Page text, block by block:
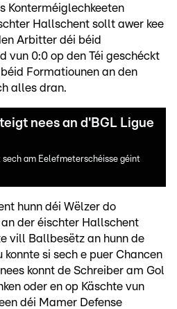
Konterméiglechkeeten
Hallschent sollt awer kee
Arbitter déi béid
vun 0:0 op den Téi geschéckt
Formatiounen an den
alles dran.
nees an d'BGL Ligue
sech am Eelefmeterschéisse géint
hunn déi Wëlzer do
der éischter Hallschent
vill Ballbesëtz an hunn de
konnte si sech e puer Chancen
konnt de Schreiber am Gol
oder en op Käschte vun
déi Mamer Defense